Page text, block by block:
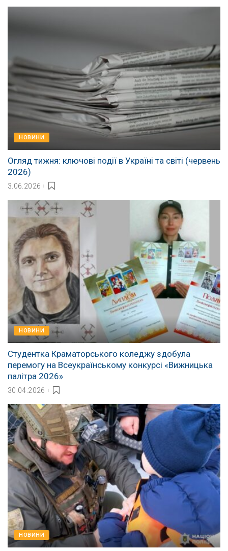
НОВИНИ
Огляд тижня: ключові події в Україні та світі (червень
2026)
3.06.2026
НОВИНИ
Студентка Краматорського коледжу здобула
перемогу на Всеукраїнському конкурсі «Вижницька
палітра 2026»
30.04.2026
НОВИНИ